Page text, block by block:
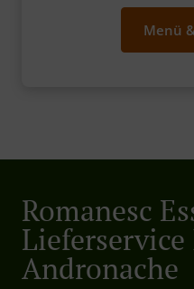
Menü
Romanesc
Andronache